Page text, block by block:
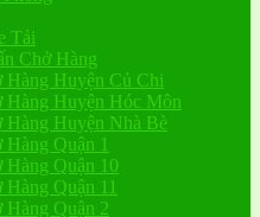
Tải
Chở Hàng
Hàng Huyện Củ Chi
Hàng Huyện Hóc Môn
Huyện Nhà Bè
Quận 1
Quận 10
Quận 11
Hàng Quận 2